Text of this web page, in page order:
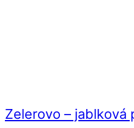
Zelerovo – jablková